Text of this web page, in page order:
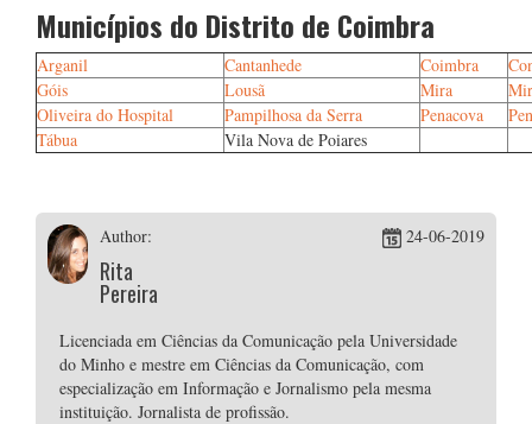
Municípios do Distrito de Coimbra
Arganil Cantanhede Coimbra
Góis
Lousã Mira
Oliveira do Hospital
Pampilhosa da Serra Penacova
Tábua
Vila Nova de Poiares
Author:
Rita
Pereira
24-06-2019
Licenciada em Ciências da Comunicação pela Universidade
do Minho e mestre em Ciências da Comunicação, com
especialização em Informação e Jornalismo pela mesma
instituição. Jornalista de profissão.